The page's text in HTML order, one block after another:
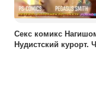
Секс комикс
Нудистский курорт.